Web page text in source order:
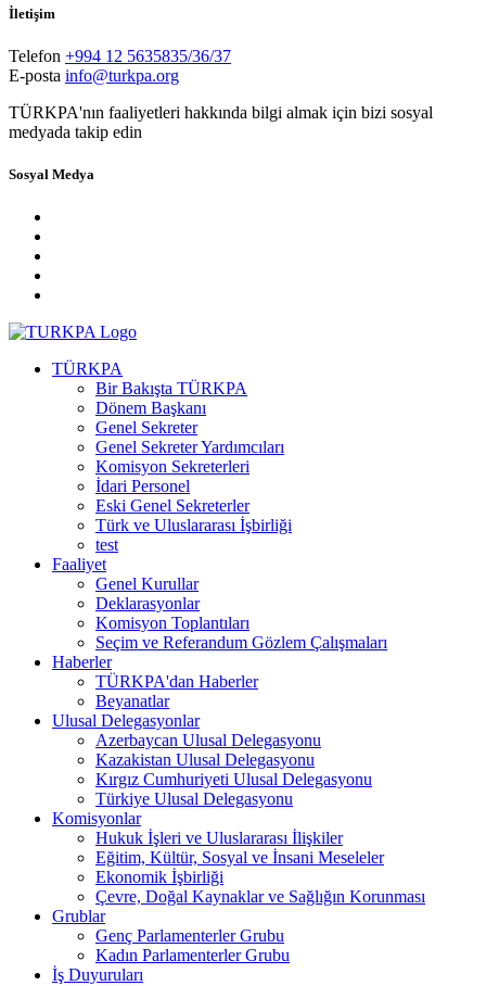
İletişim
Telefon +994 12 5635835/36/37
E-posta info@turkpa.org
TÜRKPA'nın faaliyetleri hakkında bilgi almak için bizi sosyal
medyada takip edin
Sosyal Medya
TÜRKPA
Bir Bakışta TÜRKPA
Dönem Başkanı
Genel Sekreter
Genel Sekreter Yardımcıları
Komisyon Sekreterleri
İdari Personel
Eski Genel Sekreterler
Türk ve Uluslararası İşbirliği
test
Faaliyet
Genel Kurullar
Deklarasyonlar
Komisyon Toplantıları
Seçim ve Referandum Gözlem Çalışmaları
Haberler
TÜRKPA'dan Haberler
Beyanatlar
Ulusal Delegasyonlar
Azerbaycan Ulusal Delegasyonu
Kazakistan Ulusal Delegasyonu
Kırgız Cumhuriyeti Ulusal Delegasyonu
Türkiye Ulusal Delegasyonu
Komisyonlar
Hukuk İşleri ve Uluslararası İlişkiler
Eğitim, Kültür, Sosyal ve İnsani Meseleler
Ekonomik İşbirliği
Çevre, Doğal Kaynaklar ve Sağlığın Korunması
Grublar
Genç Parlamenterler Grubu
Kadın Parlamenterler Grubu
İş Duyuruları